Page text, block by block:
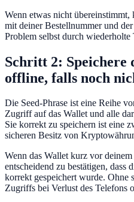
Wenn etwas nicht
mit deiner Bestellnummer und
Problem selbst durch wiederholte
Schritt 2: Speichere
offline, falls noch
Die Seed-Phrase ist eine Reihe
Zugriff auf das Wallet und alle
Sie korrekt zu speichern ist eine
sicheren Besitz von
Wenn das Wallet kurz vor
entscheidend zu bestätigen, dass
korrekt gespeichert wurde. Ohne
Zugriffs bei Verlust des Telefons